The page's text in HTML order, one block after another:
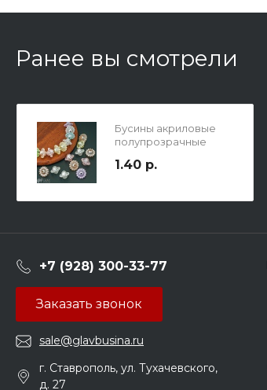
Ранее вы смотрели
Бусины акриловые
полупрозрачные
фонарики, цвет микс
1.40 р.
+7 (928) 300-33-77
Заказать звонок
sale@glavbusina.ru
г. Ставрополь, ул. Тухачевского,
д. 27